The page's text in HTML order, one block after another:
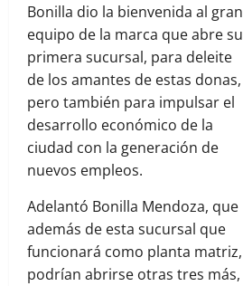
Bonilla dio la bienvenida al gran
equipo de la marca que abre su
primera sucursal, para deleite
de los amantes de estas donas,
pero también para impulsar el
desarrollo económico de la
ciudad con la generación de
nuevos empleos.
Adelantó Bonilla Mendoza, que
además de esta sucursal que
funcionará como planta matriz,
podrían abrirse otras tres más,